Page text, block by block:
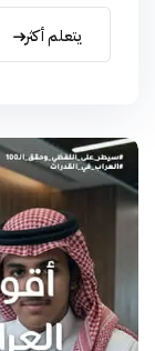
يتعلم أكثر